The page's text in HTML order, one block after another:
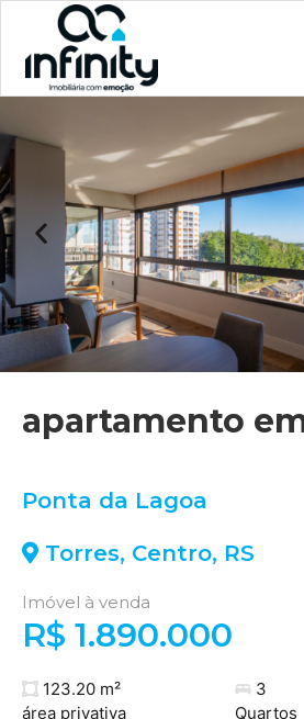
apartamento
Ponta da Lagoa
Torres, Centro, RS
Imóvel à venda
R$ 1.890.000
123.20 m²
área privativa
3
Quartos